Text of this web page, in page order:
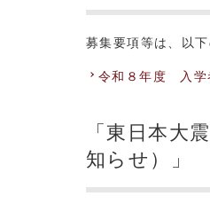
募集要項等は、以
令和８年度 入学
「東日本大
知らせ）」